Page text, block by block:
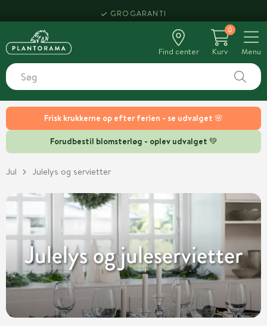
Frisk krukkerne op efter ferien - se udvalget 🌸
Forudbestil blomsterløg - oplev udvalget 💚
HENT SAMME DAG
Find center
0
Kurv
Menu
Jul Julelys og servietter
Julelys og juleservietter